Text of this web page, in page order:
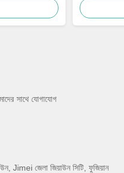
সাথে যোগাযোগ
জেলা জিয়াউন সিটি, ফুজিয়ান